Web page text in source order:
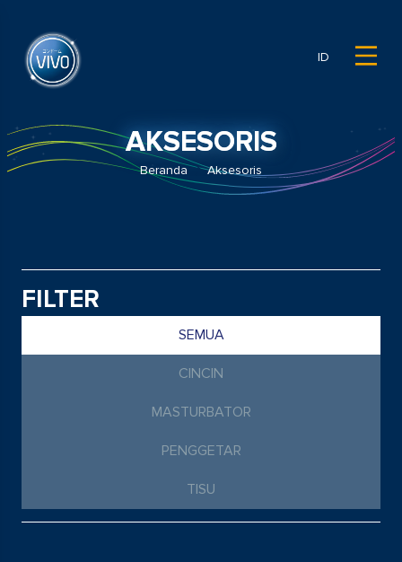
ID
AKSESORIS
Beranda Aksesoris
FILTER
SEMUA
CINCIN
MASTURBATOR
PENGGETAR
TISU